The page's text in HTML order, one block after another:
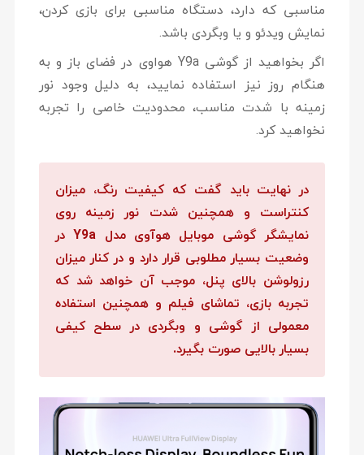
مناسبی که دارد، دستگاه مناسبی برای بازی کردن،
نمایش ویدئو و یا وبگردی باشد.
اگر بخواهید ازگوشی Y9a هواوی
در فضای باز و به
هنگام روز نیز استفاده نمایید، به دلیل وجود نور
زمینه با شدت مناسب، محدودیت خاصی را تجربه
نخواهید کرد.
در نهایت باید گفت که کیفیت رنگ، میزان
کنتراست و همچنین شدت نور زمینه روی
نمایشگر گوشی موبایل هوآوی مدل Y9a در
وضعیت بسیار مطلوبی قرار دارد و در کنار میزان
رزولوشن بالای پنل، موجب آن خواهد شد که
تجربه بازی، تماشای فیلم و همچنین استفاده
معمولی از گوشی و وبگردی در سطح کیفی
بسیار بالایی صورت بگیرد.